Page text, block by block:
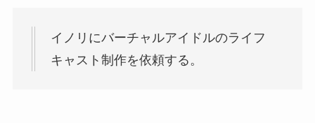
イノリにバーチャルアイドルのライフ
キャスト制作を依頼する。